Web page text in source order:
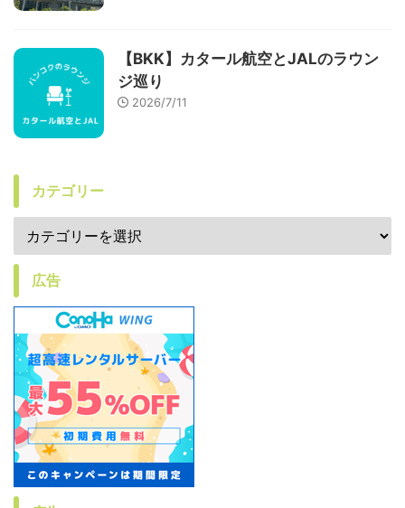
【BKK】カタール航空とJALのラウン
ジ巡り
2026/7/11
カテゴリー
広告